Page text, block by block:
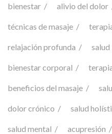
bienestar alivio del dolor
técnicas de masaje
relajación profunda salud
bienestar corporal
beneficios del masaje
dolor crónico salud
salud mental acupresión